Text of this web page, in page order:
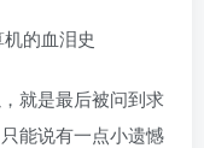
就是最后被问到求
能说有一点小遗憾